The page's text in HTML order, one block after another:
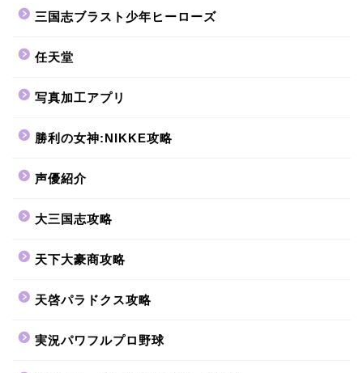
三国志ブラスト少年ヒーローズ
任天堂
写真加工アプリ
勝利の女神:NIKKE攻略
声優紹介
大三国志攻略
天下大豪商攻略
天啓パラドクス攻略
実況パワフルプロ野球